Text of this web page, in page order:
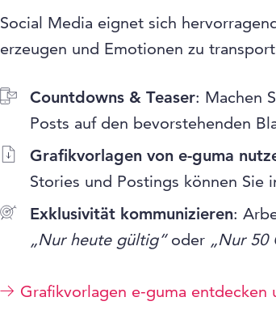
Social Media eignet sich
erzeugen und Emotionen zu
Countdowns & Teaser: Machen
Posts auf den bevorstehenden
Grafikvorlagen von e-guma
Stories und Postings können Sie
Exklusivität kommunizieren:
„Nur heute gültig“oder „Nur 50
Grafikvorlagen e-guma entdecken